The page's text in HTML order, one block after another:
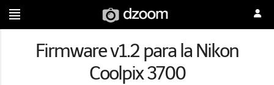
Firmware v1.2 para la Nikon
Coolpix 3700